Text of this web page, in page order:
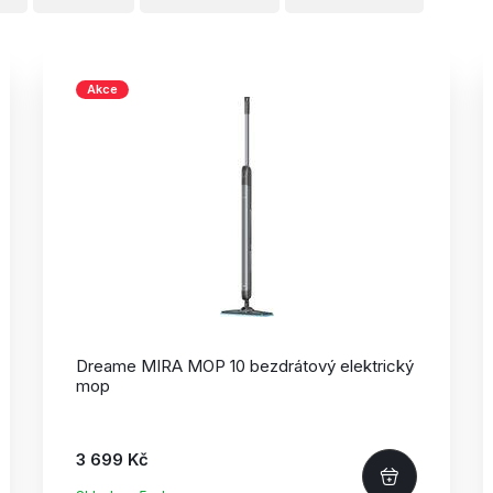
Akce
Dreame MIRA MOP 10 bezdrátový elektrický
mop
3 699 Kč